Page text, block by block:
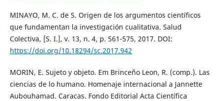
MINAYO, M. C. de S. Origen de los argumentos científicos
que fundamentan la investigación cualitativa. Salud
Colectiva, [S. I.], v. 13, n. 4, p. 561-575, 2017. DOI:
https://doi.org/10.18294/sc.2017.942
MORIN, E. Sujeto y objeto. Em Brinceño Leon, R. (comp.). Las
ciencias de lo humano. Homenaje internacional a Jannette
Aubouhamad. Caracas. Fondo Editorial Acta Científica